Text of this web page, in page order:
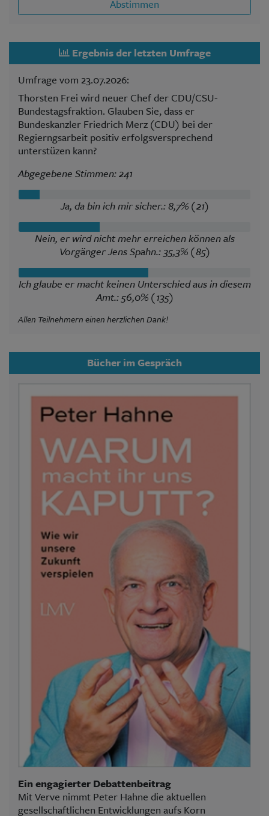
Abstimmen
Ergebnis der letzten Umfrage
Umfrage vom 23.07.2026:
Thorsten Frei wird neuer Chef der CDU/CSU-
Bundestagsfraktion. Glauben Sie, dass er
Bundeskanzler Friedrich Merz (CDU) bei der
Regierngsarbeit positiv erfolgsversprechend
unterstüzen kann?
Abgegebene Stimmen: 241
Ja, da bin ich mir sicher.: 8,7% (21)
Nein, er wird nicht mehr erreichen können als
Vorgänger Jens Spahn.: 35,3% (85)
Ich glaube er macht keinen Unterschied aus in diesem
Amt.: 56,0% (135)
Allen Teilnehmern einen herzlichen Dank!
Bücher im Gespräch
Ein engagierter Debattenbeitrag
Mit Verve nimmt Peter Hahne die aktuellen
gesellschaftlichen Entwicklungen aufs Korn